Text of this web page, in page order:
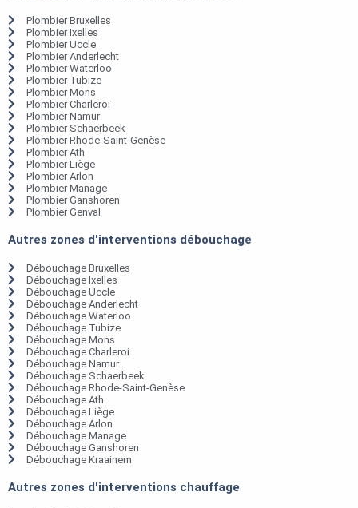
Plombier Bruxelles
Plombier Ixelles
Plombier Uccle
Plombier Anderlecht
Plombier Waterloo
Plombier Tubize
Plombier Mons
Plombier Charleroi
Plombier Namur
Plombier Schaerbeek
Plombier Rhode-Saint-Genèse
Plombier Ath
Plombier Liège
Plombier Arlon
Plombier Manage
Plombier Ganshoren
Plombier Genval
Autres zones d'interventions débouchage
Débouchage Bruxelles
Débouchage Ixelles
Débouchage Uccle
Débouchage Anderlecht
Débouchage Waterloo
Débouchage Tubize
Débouchage Mons
Débouchage Charleroi
Débouchage Namur
Débouchage Schaerbeek
Débouchage Rhode-Saint-Genèse
Débouchage Ath
Débouchage Liège
Débouchage Arlon
Débouchage Manage
Débouchage Ganshoren
Débouchage Kraainem
Autres zones d'interventions chauffage